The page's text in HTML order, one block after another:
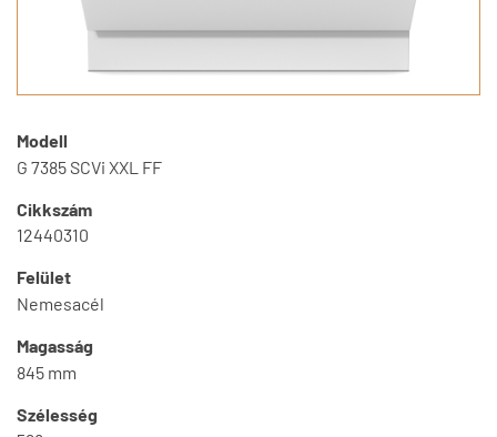
Modell
G 7385 SCVi XXL FF
Cikkszám
12440310
Felület
Nemesacél
Magasság
845 mm
Szélesség